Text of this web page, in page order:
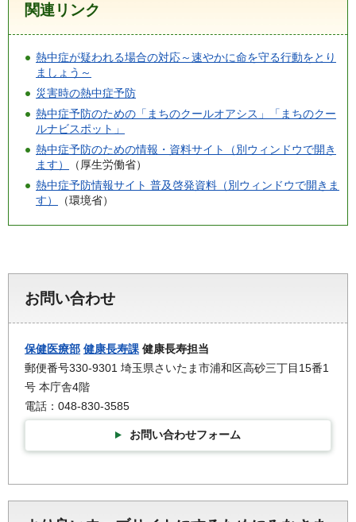
関連リンク
熱中症が疑われる場合の対応～速やかに命を守る行動をとり
ましょう～
災害時の熱中症予防
熱中症予防のための「まちのクールオアシス」「まちのクー
ルナビスポット」
熱中症予防のための情報・資料サイト（別ウィンドウで開き
ます）
（厚生労働省）
熱中症予防情報サイト 普及啓発資料（別ウィンドウで開きま
す）
（環境省）
お問い合わせ
保健医療部 健康長寿課 健康長寿担当
郵便番号330-9301 埼玉県さいたま市浦和区高砂三丁目15番1
号 本庁舎4階
電話：048-830-3585
お問い合わせフォーム